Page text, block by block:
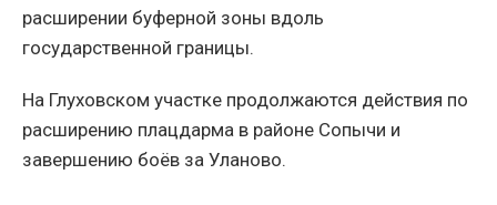
расширении буферной зоны вдоль
государственной границы.
На Глуховском участке продолжаются действия по
расширению плацдарма в районе Сопычи и
завершению боёв за Уланово.